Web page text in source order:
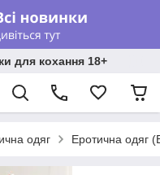
для кохання 18+
одяг Еротична одяг